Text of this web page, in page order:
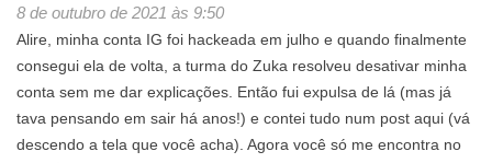
8 de outubro de 2021 às 9:50
Alire, minha conta IG foi hackeada em julho e quando finalmente
consegui ela de volta, a turma do Zuka resolveu desativar minha
conta sem me dar explicações. Então fui expulsa de lá (mas já
tava pensando em sair há anos!) e contei tudo num post aqui (vá
descendo a tela que você acha). Agora você só me encontra no